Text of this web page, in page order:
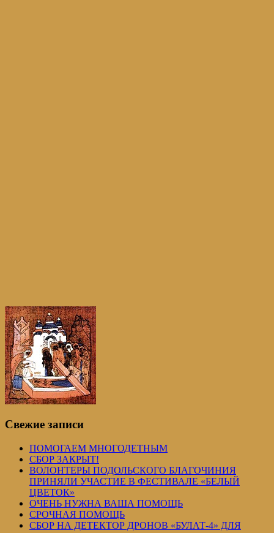
Свежие записи
ПОМОГАЕМ МНОГОДЕТНЫМ
СБОР ЗАКРЫТ!
ВОЛОНТЕРЫ ПОДОЛЬСКОГО БЛАГОЧИНИЯ
ПРИНЯЛИ УЧАСТИЕ В ФЕСТИВАЛЕ «БЕЛЫЙ
ЦВЕТОК»
ОЧЕНЬ НУЖНА ВАША ПОМОЩЬ
СРОЧНАЯ ПОМОЩЬ
СБОР НА ДЕТЕКТОР ДРОНОВ «БУЛАТ-4» ДЛЯ